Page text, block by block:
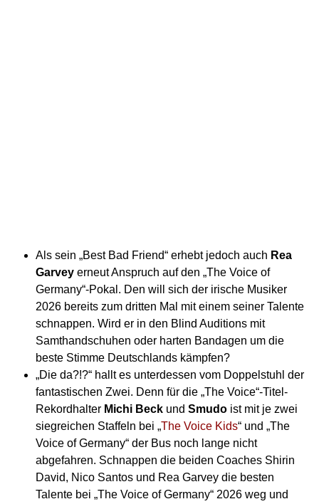
Als sein „Best Bad Friend“ erhebt jedoch auch Rea
Garvey erneut Anspruch auf den „The Voice of
Germany“-Pokal. Den will sich der irische Musiker
2026 bereits zum dritten Mal mit einem seiner Talente
schnappen. Wird er in den Blind Auditions mit
Samthandschuhen oder harten Bandagen um die
beste Stimme Deutschlands kämpfen?
„Die da?!?“ hallt es unterdessen vom Doppelstuhl der
fantastischen Zwei. Denn für die „The Voice“-Titel-
Rekordhalter Michi Beck und Smudo ist mit je zwei
siegreichen Staffeln bei „The Voice Kids“ und „The
Voice of Germany“ der Bus noch lange nicht
abgefahren. Schnappen die beiden Coaches Shirin
David, Nico Santos und Rea Garvey die besten
Talente bei „The Voice of Germany“ 2026 weg und